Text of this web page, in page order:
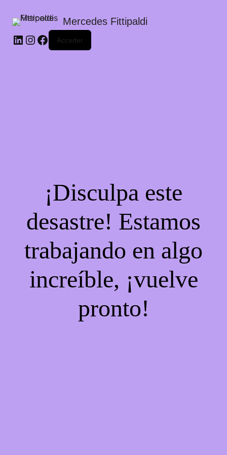
Mercedes Fittipaldi
LinkedIn
Instagram
Facebook
Acceder
¡Disculpa este
desastre! Estamos
trabajando en algo
increíble, ¡vuelve
pronto!